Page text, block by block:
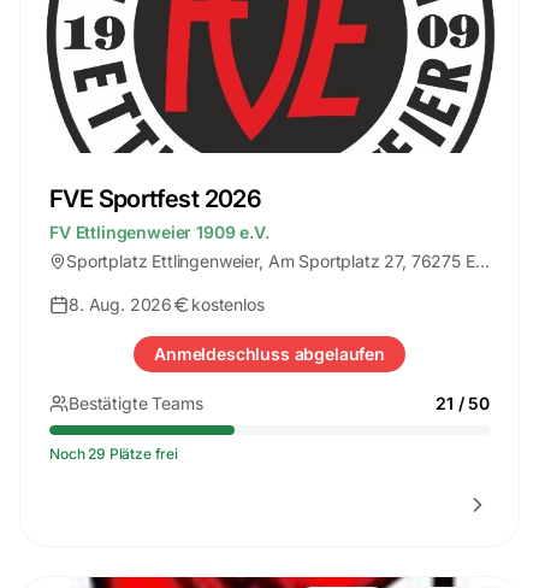
FVE Sportfest 2026
FV Ettlingenweier 1909 e.V.
Sportplatz Ettlingenweier, Am Sportplatz 27, 76275 Ettlingen
8. Aug. 2026 kostenlos
Anmeldeschluss abgelaufen
Bestätigte Teams 21 /50
Noch 29 Plätze frei